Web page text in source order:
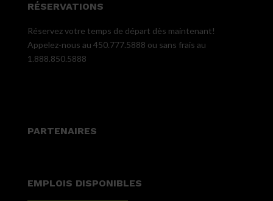
RÉSERVATIONS
Réservez votre temps de départ dès maintenant!
Appelez-nous au 450.777.5888 ou sans frais au
1.888.850.5888
PARTENAIRES
EMPLOIS DISPONIBLES